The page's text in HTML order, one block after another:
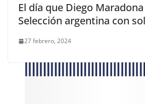
El día que Diego
Selección argentina con
27 febrero, 2024